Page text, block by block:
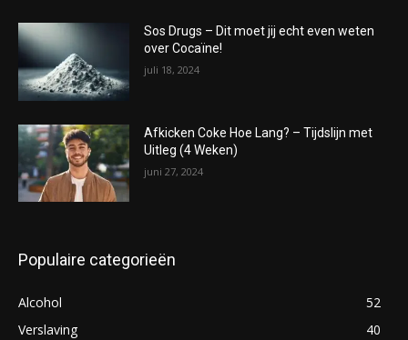
Sos Drugs – Dit moet jij echt even weten
over Cocaïne!
juli 18, 2024
Afkicken Coke Hoe Lang? – Tijdslijn met
Uitleg (4 Weken)
juni 27, 2024
Populaire categorieën
Alcohol
52
Verslaving
40